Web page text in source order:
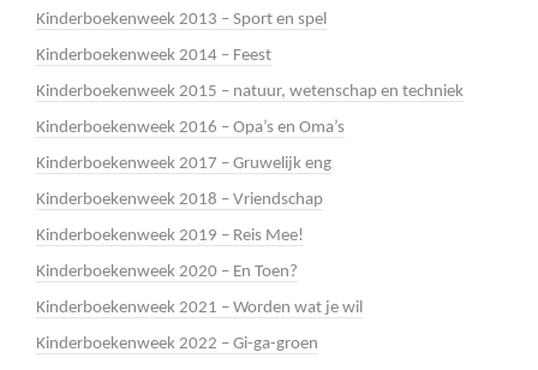
Kinderboekenweek 2013 – Sport en spel
Kinderboekenweek 2014 – Feest
Kinderboekenweek 2015 – natuur, wetenschap en techniek
Kinderboekenweek 2016 – Opa’s en Oma’s
Kinderboekenweek 2017 – Gruwelijk eng
Kinderboekenweek 2018 – Vriendschap
Kinderboekenweek 2019 – Reis Mee!
Kinderboekenweek 2020 – En Toen?
Kinderboekenweek 2021 – Worden wat je wil
Kinderboekenweek 2022 – Gi-ga-groen